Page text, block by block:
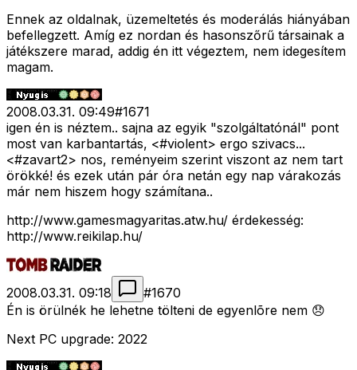
Ennek az oldalnak, üzemeltetés és moderálás hiányában
befellegzett. Amíg ez nordan és hasonszőrű társainak a
játékszere marad, addig én itt végeztem, nem idegesítem
magam.
2008.03.31. 09:49#1671
igen én is néztem.. sajna az egyik "szolgáltatónál" pont
most van karbantartás, <#violent> ergo szivacs...
<#zavart2> nos, reményeim szerint viszont az nem tart
örökké! és ezek után pár óra netán egy nap várakozás
már nem hiszem hogy számítana..
http://www.gamesmagyaritas.atw.hu/ érdekesség:
http://www.reikilap.hu/
2008.03.31. 09:18 #1670
Én is örülnék he lehetne tölteni de egyenlõre nem 😞
Next PC upgrade: 2022